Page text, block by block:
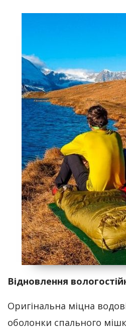
Відновлення
Оригінальна міцна
оболонки спального